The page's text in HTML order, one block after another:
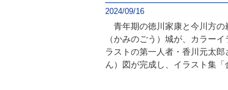
2024/09/16
青年期の徳川家康と今川方の
（かみのごう）城が、カラー
ラストの第一人者・香川元太
ん）図が完成し、イラスト集「